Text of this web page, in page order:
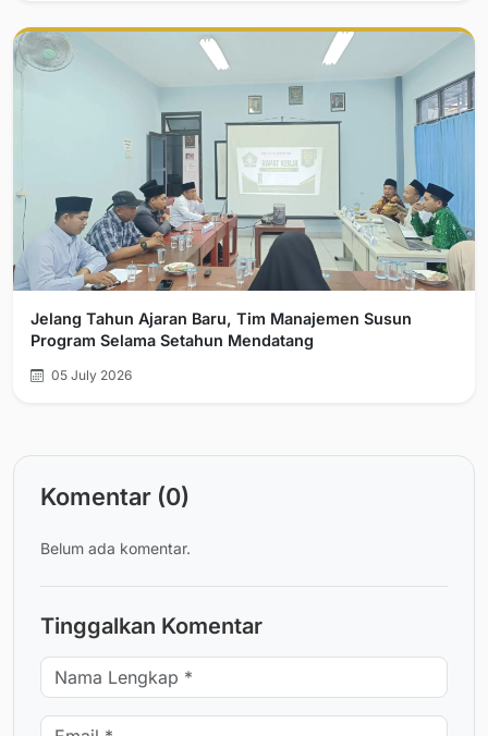
Jelang Tahun Ajaran Baru, Tim Manajemen Susun
Program Selama Setahun Mendatang
05 July 2026
Komentar (0)
Belum ada komentar.
Tinggalkan Komentar